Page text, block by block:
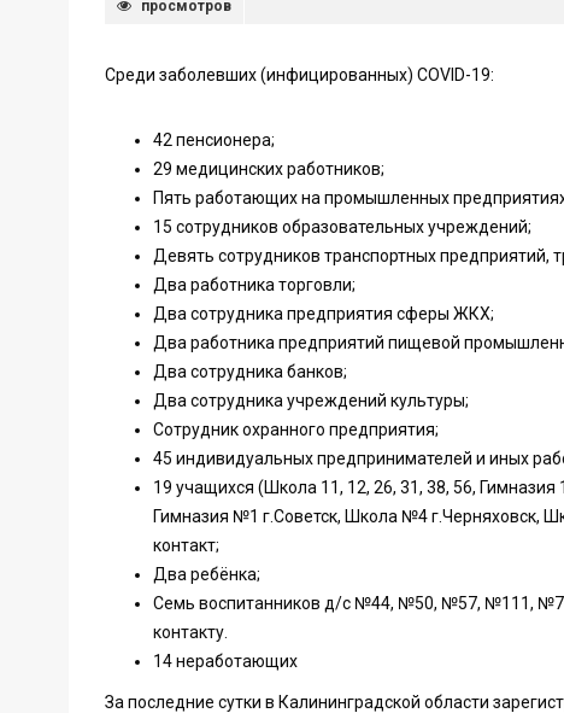
просмотров
Среди заболевших (инфицированных) COVID-19:
42 пенсионера;
29 медицинских работников;
Пять работающих на промышленных
15 сотрудников образовательных учреждений;
Девять сотрудников транспортных предприятий,
Два работника торговли;
Два сотрудника предприятия сферы ЖКХ;
Два работника предприятий пищевой
Два сотрудника банков;
Два сотрудника учреждений культуры;
Сотрудник охранного предприятия;
45 индивидуальных предпринимателей и иных
19 учащихся (Школа 11, 12, 26, 31, 38, 56,
Гимназия №1 г.Советск, Школа №4 г.Черняховск,
контакт;
Два ребёнка;
Семь воспитанников д/с №44, №50, №57, №111,
контакту.
14 неработающих
За последние сутки в Калининградской области